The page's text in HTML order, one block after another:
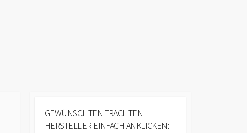
GEWÜNSCHTEN TRACHTEN
HERSTELLER EINFACH ANKLICKEN: